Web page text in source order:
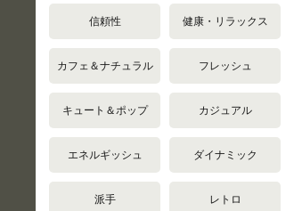
信頼性 健康・リラックス
カフェ＆ナチュラル フレッシュ
キュート＆ポップ カジュアル
エネルギッシュ ダイナミック
派手 レトロ